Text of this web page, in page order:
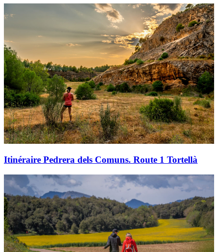
Itinéraire Pedrera dels Comuns. Route 1 Tortellà